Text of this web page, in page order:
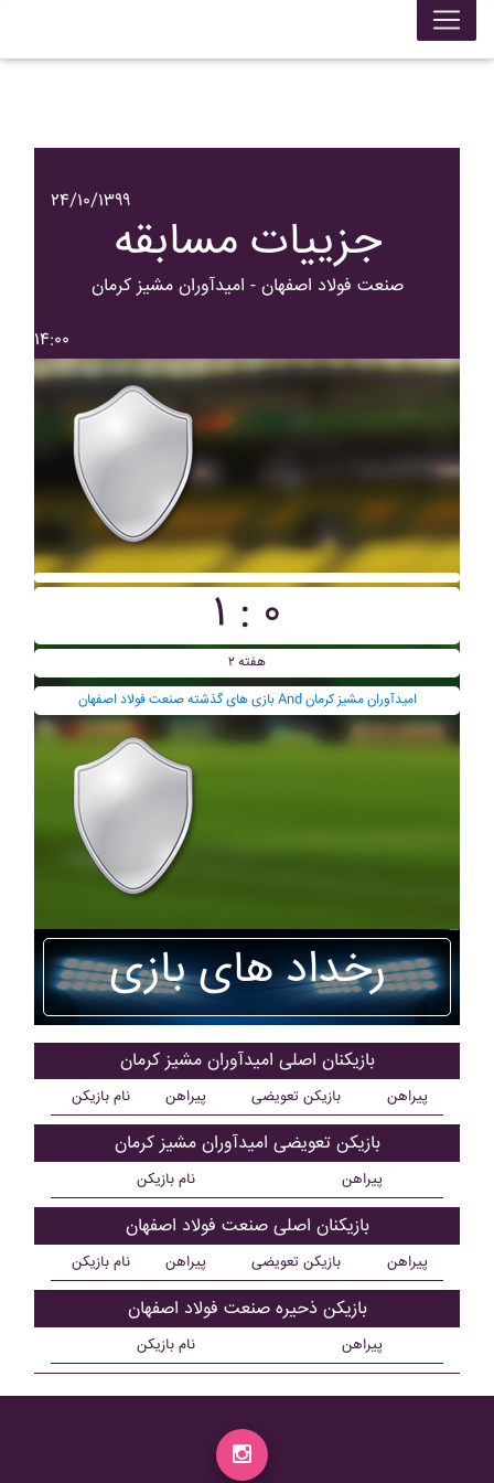
۲۴/۱۰/۱۳۹۹
جزییات مسابقه
صنعت فولاد اصفهان - اميدآوران مشيز کرمان
۱۴:۰۰
۱ : ۰
هفته ۲
بازی های گذشته صنعت فولاد اصفهان And اميدآوران مشيز کرمان
رخداد های بازی
بازیکنان اصلی اميدآوران مشيز کرمان
نام بازیکن پیراهن بازیکن تعویضی پیراهن
بازیکن تعویضی اميدآوران مشيز کرمان
نام بازیکن پیراهن
بازیکنان اصلی صنعت فولاد اصفهان
نام بازیکن پیراهن بازیکن تعویضی پیراهن
بازیکن ذحیره صنعت فولاد اصفهان
نام بازیکن پیراهن